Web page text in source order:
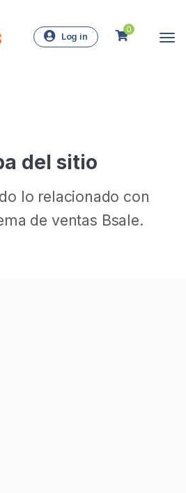
Log in
0
del sitio
lo relacionado con
de ventas Bsale.